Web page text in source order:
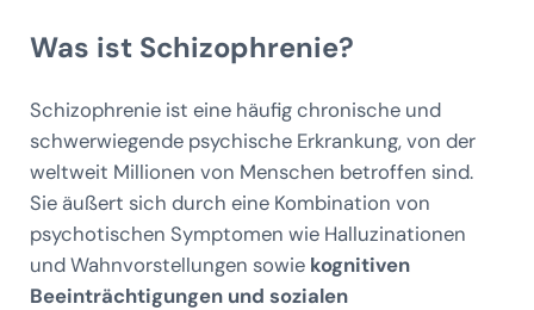
Was ist Schizophrenie?
Schizophrenie ist eine häufig chronische und
schwerwiegende psychische Erkrankung, von der
weltweit Millionen von Menschen betroffen sind.
Sie äußert sich durch eine Kombination von
psychotischen Symptomen wie Halluzinationen
und Wahnvorstellungen sowie kognitiven
Beeinträchtigungen und sozialen